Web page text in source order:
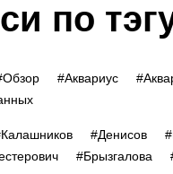
по
#Аквариус
#Денисов
#Брызгалова